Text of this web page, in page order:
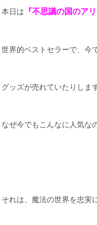
本日は 『不思議の国のアリ
世界的ベストセラーで、今
グッズが売れていたりしま
なぜ今でもこんなに人気な
それは、魔法の世界を忠実